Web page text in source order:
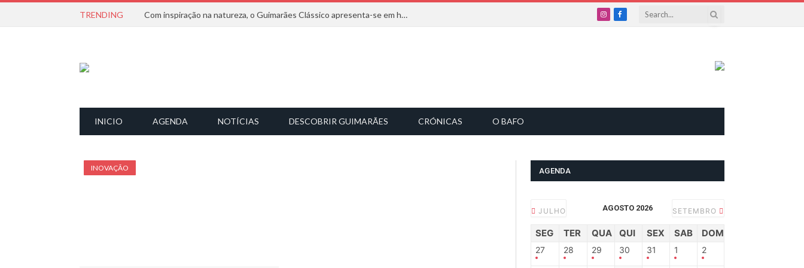
TRENDING Com inspiração na natureza, o Guimarães Clássico apresenta-se em harmonia musical
InstagramFacebook
INICIO AGENDA NOTÍCIAS DESCOBRIR GUIMARÃES CRÓNICAS O BAFO
INOVAÇÃO AGENDA
JULHO AGOSTO 2026 SETEMBRO
SEG TER QUA QUI SEX SAB DOM
27 28 29 30 31 1 2